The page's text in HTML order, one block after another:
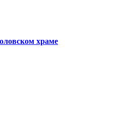
храме